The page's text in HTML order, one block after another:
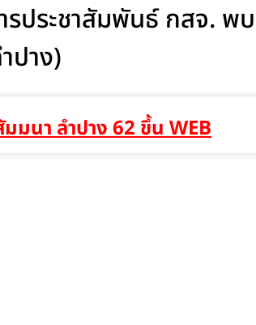
รประชาสัมพันธ์ กสจ. พ
ปาง)
มนา ลำปาง 62 ขึ้น WEB